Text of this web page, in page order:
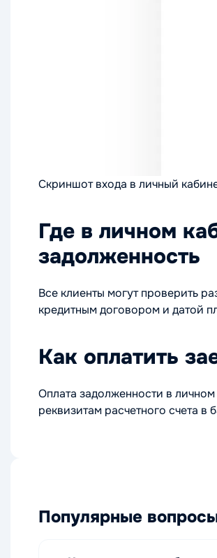
Скриншот входа в личный
Где в личном
задолженность
Все клиенты могут проверить
кредитным договором и датой
Как оплатить
Оплата задолженности в
реквизитам расчетного счета в
Популярные